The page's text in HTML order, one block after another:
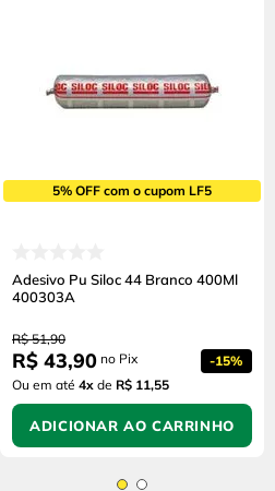
5% OFF com o cupom LF5
Adesivo Pu Siloc 44 Branco 400Ml
400303A
R$ 51,90
R$ 43,90 no Pix -15%
Ou em até 4x de R$ 11,55
ADICIONAR AO CARRINHO